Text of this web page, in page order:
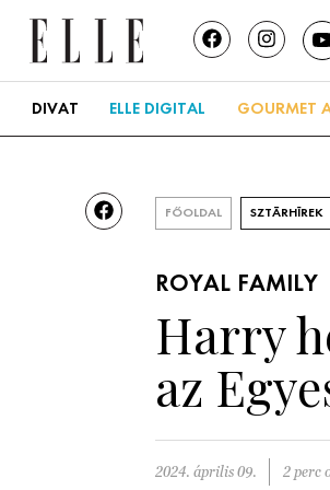
DIVAT ELLE DIGITAL GOURMET
FŐOLDAL SZTÁRHÍREK
ROYAL FAMILY
Harry
az
2024. április 09. 2 perc